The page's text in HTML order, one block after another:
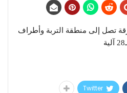
تصل إلى منطقة التربة وأطراف
Twitter